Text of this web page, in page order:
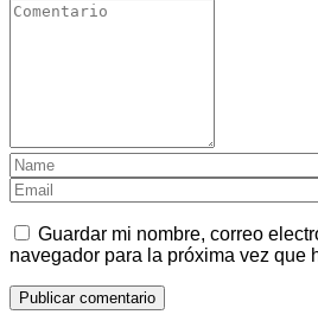
Guardar mi nombre, correo
navegador para la próxima vez que